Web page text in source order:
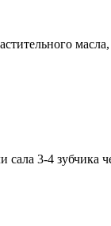
3-4 зубчика